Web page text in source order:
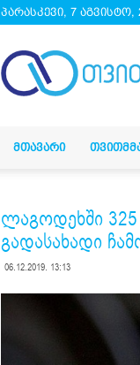
პარასკევი, 7 აგვისტო,
ᲛᲗᲐᲕᲐᲠᲘ
ლაგოდეხში
გადასახადი
06.12.2019. 13:13